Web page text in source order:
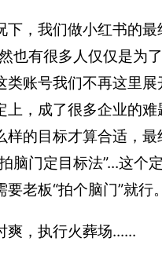
下，我们做小红书的最
也有很多人仅仅是为
类账号我们不再这里
上，成了很多企业的难
样的目标才算合适，
脑门定目标法”...这个
老板“拍个脑门”就行。
爽，执行火葬场......